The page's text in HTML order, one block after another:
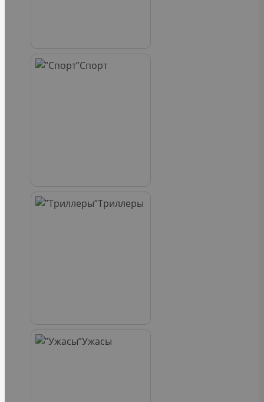
Спорт
Триллеры
Ужасы